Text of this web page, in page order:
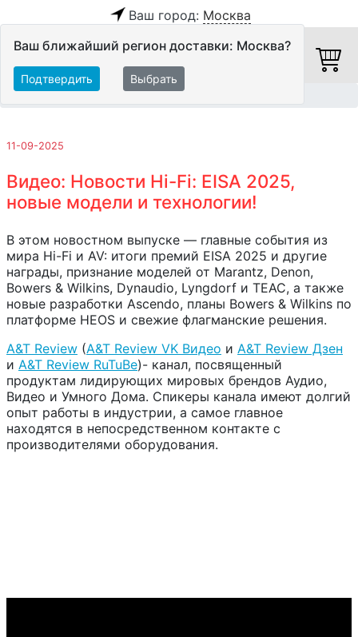
Ваш город: Москва
Ваш ближайший регион доставки: Москва?
Подтвердить Выбрать
11-09-2025
Видео: Новости Hi-Fi: EISA 2025,
новые модели и технологии!
В этом новостном выпуске — главные события из
мира Hi-Fi и AV: итоги премий EISA 2025 и другие
награды, признание моделей от Marantz, Denon,
Bowers & Wilkins, Dynaudio, Lyngdorf и TEAC, а также
новые разработки Ascendo, планы Bowers & Wilkins по
платформе HEOS и свежие флагманские решения.
A&T Review (A&T Review VK Видео и A&T Review Дзен
и A&T Review RuTuBe)- канал, посвященный
продуктам лидирующих мировых брендов Аудио,
Видео и Умного Дома. Спикеры канала имеют долгий
опыт работы в индустрии, а самое главное
находятся в непосредственном контакте с
производителями оборудования.